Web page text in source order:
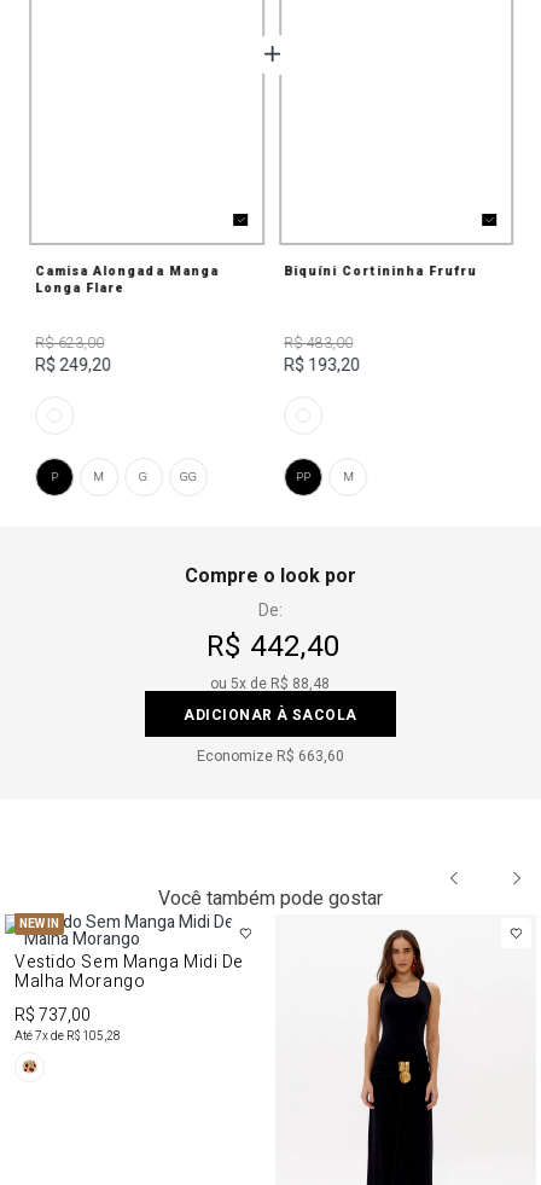
Camisa Alongada Manga
Longa Flare
R$ 623,00
R$ 249,20
G GG
M
P
Biquíni Cortininha Frufru
R$ 483,00
R$ 193,20
M
PP
Compre o look por
De:
R$ 442,40
ou5x de R$ 88,48
ADICIONAR À SACOLA
Economize R$ 663,60
Você também pode gostar
NEW IN
Vestido Sem Manga Midi De
Malha Morango
R$ 737,00
Até7x de R$ 105,28